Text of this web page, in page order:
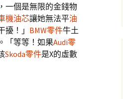
，一個是無限的金錢物
機油芯讓她無法平油
！」 BMW零件牛土
「等等！如果Audi零
Skoda零件是X的虛數